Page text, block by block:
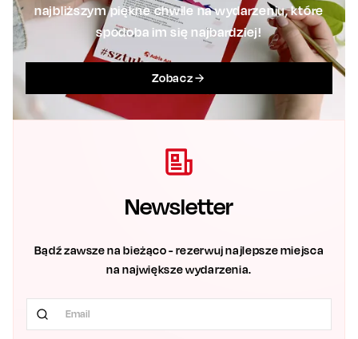
najbliższym piękne chwile na wydarzeniu, które
spodoba im się najbardziej!
Zobacz
Newsletter
Bądź zawsze na bieżąco - rezerwuj najlepsze miejsca
na największe wydarzenia.